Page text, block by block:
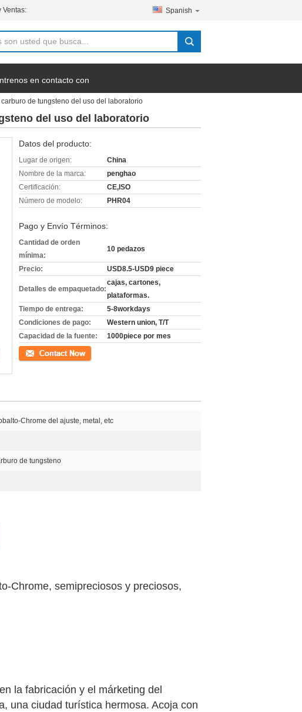
Ventas: Spanish
en contacto con
de tungsteno del uso del laboratorio
del uso del laboratorio
Datos del producto:
Lugar de origen:
China
Nombre de la marca:
penghao
Certificación:
CE,ISO
Número de modelo:
PHR04
Pago y Envío Términos:
Cantidad de orden
mínima:
10 pedazos
Precio: USD8.5-USD9 piece
Detalles de empaquetado:
cajas, cartones,
plataformas.
Tiempo de entrega:
5-8workdays
Condiciones de pago:
Western union, T/T
Capacidad de la fuente:
1000piece por mes
Contacto
Chrome del ajuste, metal, etc
de tungsteno
Chrome, semipreciosos y preciosos,
la fabricación y el márketing del
una ciudad turística hermosa. Acoja con